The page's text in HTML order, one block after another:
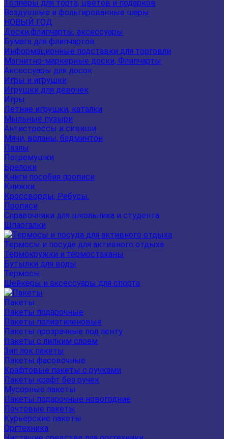
Топперы для торта, цветов и подарков
Воздушные и фольгированные шары
НОВЫЙ ГОД
Доски,флипчарты, аксессуары
Бумага для флипчартов
Информационные подставки для торговли
Магнитно-маркерные доски, Флипчарты
Аксессуары для досок
Игры и игрушки
Игрушки для девочек
Игры
Летние игрушки, каталки
Мыльные пузыри
Антистрессы и сквиши
Мячи, воланы, бадминтон
Пазлы
Погремушки
Брелоки
Книги пособия прописи
Книжки
Кроссворды, Ребусы.
Прописи
Справочники для школьника и студента
Шпаргалки
Термосы и посуда для активного отдыха
Термокружки и термостаканы
Бутылки для воды
Термосы
Шейкеры и аксессуары для спорта
Пакеты
Пакеты подарочные
Пакеты полиэтиленовые
Пакеты прозрачные под ленту
Пакеты с липким слоем
Зип лок пакеты
Пакеты фасовочные
Крафтовые пакеты с ручками
Пакеты крафт без ручек
Мусорные пакеты
Пакеты подарочные новогодние
Почтовые пакеты
Курьерские пакеты
Оргтехника